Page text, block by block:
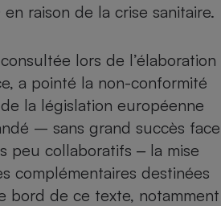
raison de la crise sanitaire.
lors de l’élaboration
a pointé la non-conformité
la législation européenne
– sans grand succès face
peu collaboratifs ‒ la mise
complémentaires destinées
bord de ce texte, notamment
Climatiseur -
Antivirus